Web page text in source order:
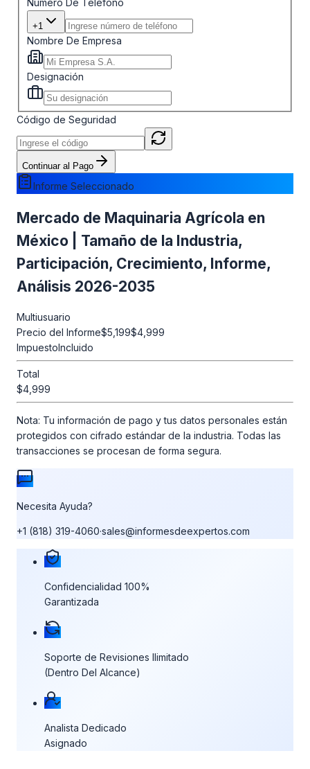
+1
Nombre De Empresa
Designación
Código de Seguridad
Continuar al Pago
Informe Seleccionado
Mercado de Maquinaria Agrícola en
México | Tamaño de la Industria,
Participación, Crecimiento, Informe,
Análisis 2026-2035
Multiusuario
Precio del Informe$5,199$4,999
ImpuestoIncluido
Total
$4,999
Nota: Tu información de pago y tus datos personales están
protegidos con cifrado estándar de la industria. Todas las
transacciones se procesan de forma segura.
Necesita Ayuda?
+1 (818) 319-4060·sales@informesdeexpertos.com
Nuestras garantías de compra
Confidencialidad 100%
Garantizada
Soporte de Revisiones Ilimitado
(Dentro Del Alcance)
Analista Dedicado
Asignado